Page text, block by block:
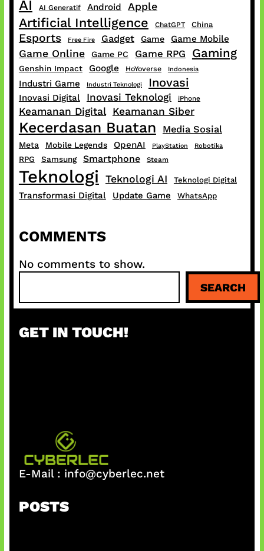
AI AI Generatif Android Apple
Artificial Intelligence ChatGPT China
Esports Free Fire Gadget Game Game Mobile
Game Online Game PC Game RPG Gaming
Genshin Impact Google HoYoverse Indonesia
Industri Game Industri Teknologi Inovasi
Inovasi Digital Inovasi Teknologi iPhone
Keamanan Digital Keamanan Siber
Kecerdasan Buatan Media Sosial
Meta Mobile Legends OpenAI PlayStation Robotika
RPG Samsung Smartphone Steam
Teknologi Teknologi AI Teknologi Digital
Transformasi Digital Update Game WhatsApp
COMMENTS
No comments to show.
a
c
SEARCH
GET IN TOUCH!
E-Mail : info@cyberlec.net
POSTS